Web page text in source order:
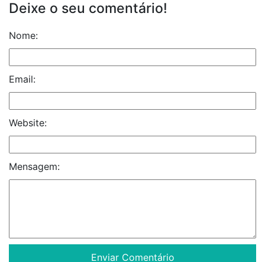
Deixe o seu comentário!
Nome:
Email:
Website:
Mensagem: